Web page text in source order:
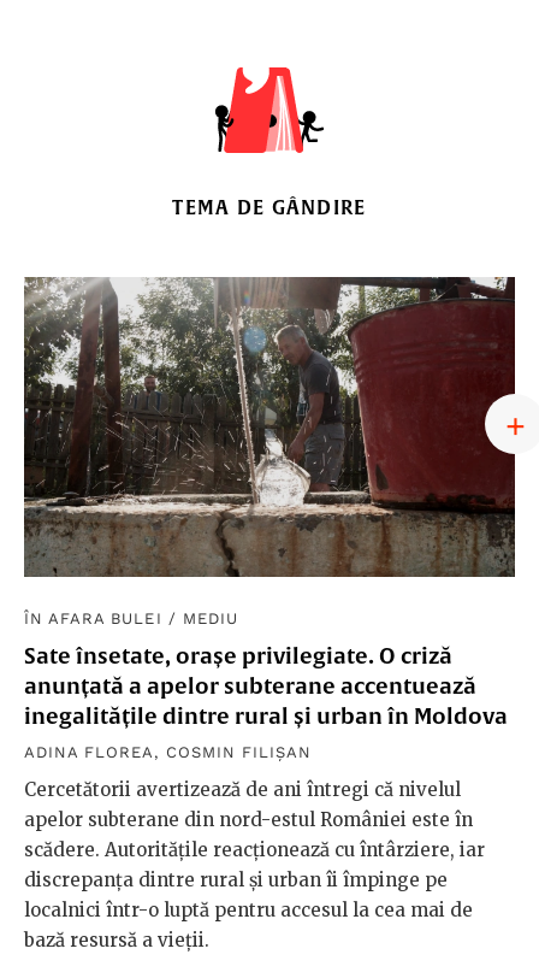
TEMA DE GÂNDIRE
ÎN AFARA BULEI / MEDIU
Sate însetate, orașe privilegiate. O criză
anunțată a apelor subterane accentuează
inegalitățile dintre rural și urban în Moldova
ADINA FLOREA , COSMIN FILIȘAN
Cercetătorii avertizează de ani întregi că nivelul
apelor subterane din nord-estul României este în
scădere. Autoritățile reacționează cu întârziere, iar
discrepanța dintre rural și urban îi împinge pe
localnici într-o luptă pentru accesul la cea mai de
bază resursă a vieții.